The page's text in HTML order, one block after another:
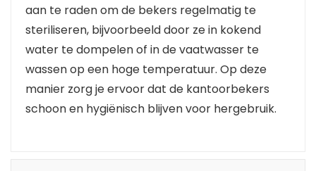
aan te raden om de bekers regelmatig te
steriliseren, bijvoorbeeld door ze in kokend
water te dompelen of in de vaatwasser te
wassen op een hoge temperatuur. Op deze
manier zorg je ervoor dat de kantoorbekers
schoon en hygiënisch blijven voor hergebruik.